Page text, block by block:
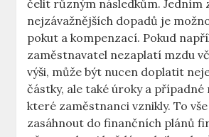
čelit různým následkům. Jedním
nejzávažnějších dopadů je
pokut a kompenzací. Pokud
zaměstnavatel nezaplatí mzdu
výši, může být nucen doplatit
částky, ale také úroky a případné
které zaměstnanci vznikly. To
zasáhnout do finančních plánů